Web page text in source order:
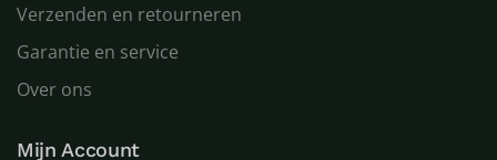
Verzenden en retourneren
Garantie en service
Over ons
Mijn Account